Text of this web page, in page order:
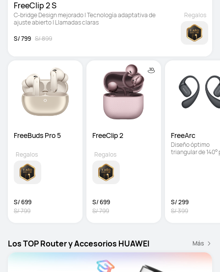
C-bridge Design mejorado | Tecnología adaptativa de
ajuste abierto | Llamadas claras
S/ 799 S/ 899
Regalos
S/ 699
S/ 799
Regalos
S/ 699
S/ 799
Regalos
FreeArc
Diseño óptimo
triangular de 140°
S/ 299
S/ 399
Los TOP Router y Accesorios HUAWEI Más